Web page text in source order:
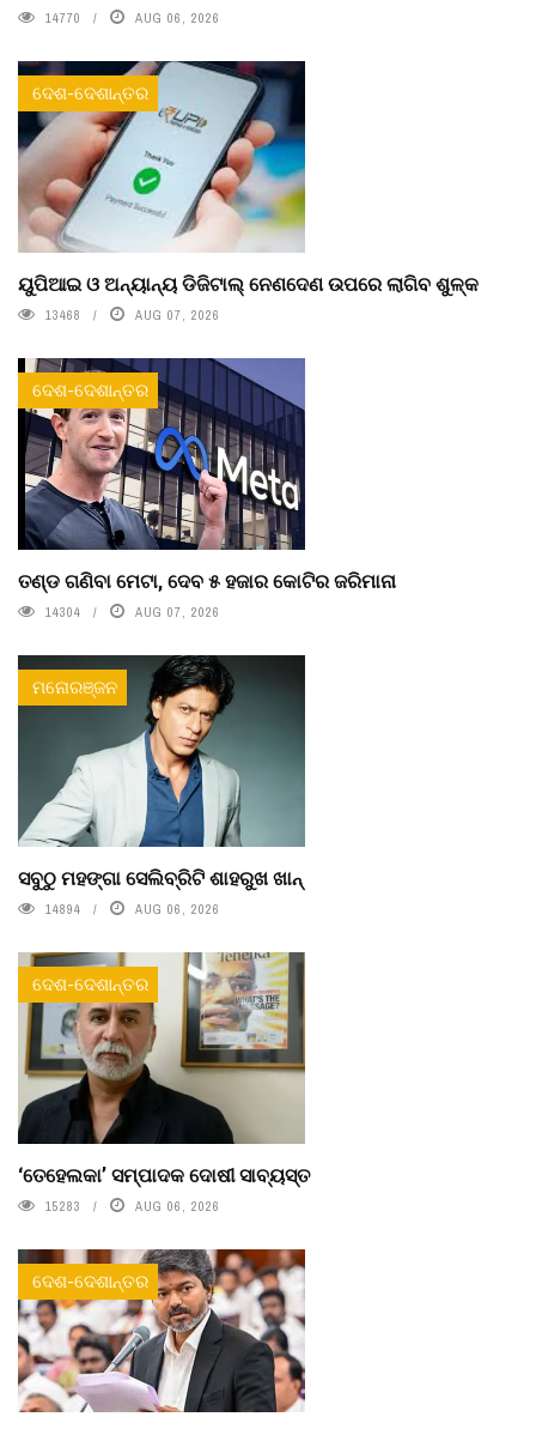
14770 AUG 06, 2026
ଦେଶ-ଦେଶାନ୍ତର
ୟୁପିଆଇ ଓ ଅନ୍ୟାନ୍ୟ ଡିଜିଟାଲ୍ ନେଣଦେଣ ଉପରେ ଲାଗିବ ଶୁଳ୍କ
13468 AUG 07, 2026
ଦେଶ-ଦେଶାନ୍ତର
ତଣ୍ଡ ଗଣିବା ମେଟା, ଦେବ ୫ ହଜାର କୋଟିର ଜରିମାନା
14304 AUG 07, 2026
ମନୋରଞ୍ଜନ
ସବୁଠୁ ମହଙ୍ଗା ସେଲିବ୍ରିଟି ଶାହରୁଖ ଖାନ୍
14894 AUG 06, 2026
ଦେଶ-ଦେଶାନ୍ତର
‘ତେହେଲକା’ ସମ୍ପାଦକ ଦୋଷୀ ସାବ୍ୟସ୍ତ
15283 AUG 06, 2026
ଦେଶ-ଦେଶାନ୍ତର